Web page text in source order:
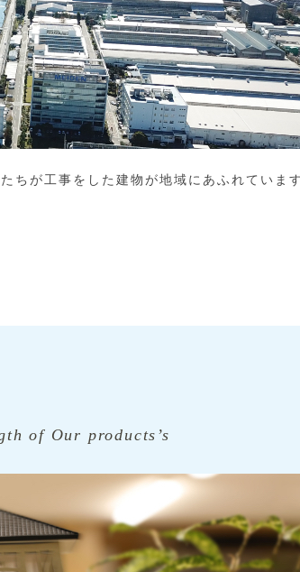
が工事をした建物が地域にあふれています
of Our products’s